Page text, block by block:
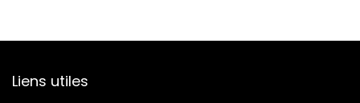
Liens utiles